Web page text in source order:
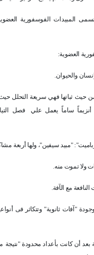
المبيدات الفوسفورية
العضوية:
والحيوان.
حيث ثباتها فهي سريعة التحلل
أنزيماً ساماً يعمل علي
فصل
"مبيد سيفين"، ولها أربعة
ولا تموت منه.
مع الآفة.
"آفات ثانوية" وتتكاثر فى
بعد أن كانت بأعداد محدودة "نتيجة